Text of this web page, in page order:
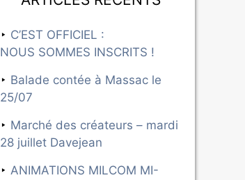
C’EST OFFICIEL :
NOUS SOMMES INSCRITS !
Balade contée à Massac le
25/07
Marché des créateurs – mardi
28 juillet Davejean
ANIMATIONS MILCOM MI-